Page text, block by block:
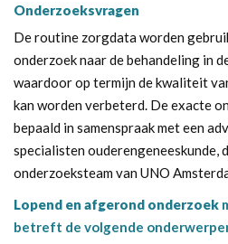
Onderzoeksvragen
De routine zorgdata worden
onderzoek naar de behandeling in
waardoor op termijn de kwaliteit
kan worden verbeterd. De exacte
bepaald in samenspraak met een
specialisten ouderengeneeskunde,
onderzoeksteam van UNO
Lopend en afgerond onderzoek
betreft de volgende